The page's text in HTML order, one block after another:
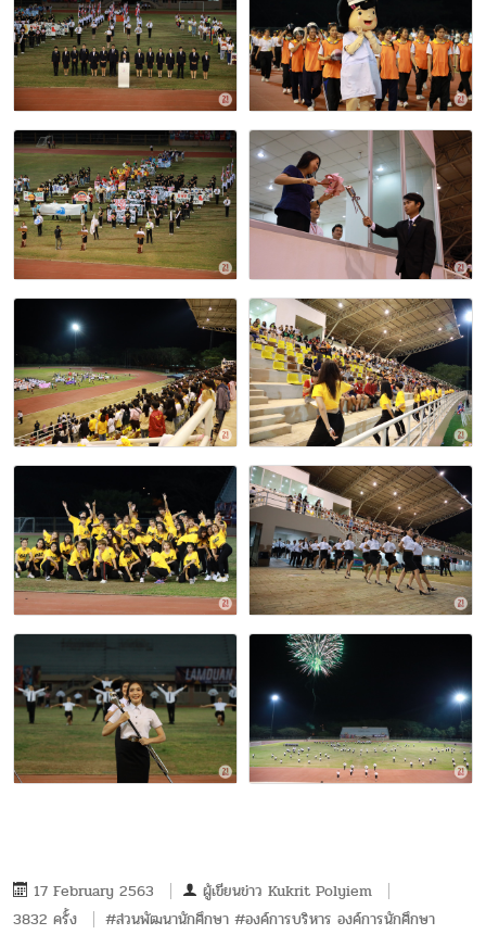
17 February 2563 ผู้เขียนข่าว Kukrit Polyiem
3832 ครั้ง
#ส่วนพัฒนานักศึกษา #องค์การบริหาร องค์การนักศึกษา